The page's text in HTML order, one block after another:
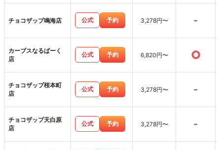
チョコザップ鳴海店 公式 予約 3,278円〜 -
カーブスなるぱーく
店
公式 予約 6,820円〜 ○
チョコザップ桜本町
店
公式 予約 3,278円〜 -
チョコザップ天白原
店
公式 予約 3,278円〜 -